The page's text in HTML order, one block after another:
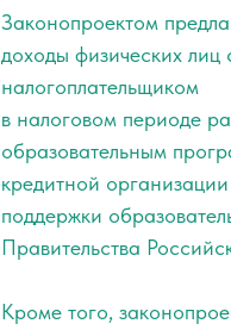
Законопроектом
доходы физических
налогоплательщиком
в налоговом периоде
образовательным
кредитной
поддержки
Правительства
Кроме того,